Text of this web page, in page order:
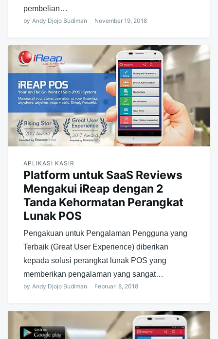
pembelian…
by Andy Djojo Budiman November 19, 2018
APLIKASI KASIR
Platform untuk SaaS Reviews
Mengakui iReap dengan 2
Tanda Kehormatan Perangkat
Lunak POS
Pengakuan untuk Pengalaman Pengguna yang
Terbaik (Great User Experience) diberikan
kepada solusi perangkat lunak POS yang
memberikan pengalaman yang sangat…
by Andy Djojo Budiman Februari 8, 2018